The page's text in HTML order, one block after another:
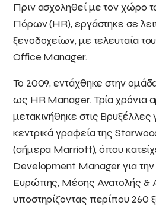
Πριν ασχοληθεί με τον χώρο
Πόρων (HR), εργάστηκε σε
ξενοδοχείων, με τελευταία
Office Manager.
Το 2009, εντάχθηκε στην
ως HR Manager. Τρία χρόνια
μετακινήθηκε στις Βρυξέλλες
κεντρικά γραφεία της
(σήμερα Marriott), όπου
Development Manager για την
Ευρώπης, Μέσης Ανατολής &
υποστηρίζοντας περίπου 260